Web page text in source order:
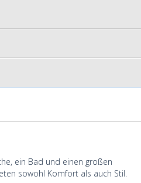
ein Bad und einen großen
sowohl Komfort als auch Stil.